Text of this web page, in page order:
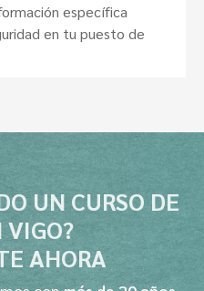
específica
en tu puesto de
UN CURSO DE
VIGO?
AHORA